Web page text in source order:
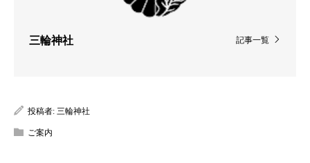
記事一覧
三輪神社
投稿者: 三輪神社
ご案内